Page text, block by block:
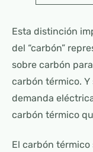
Esta distinción
del “carbón”
sobre carbón
carbón térmico.
demanda
carbón térmico
El carbón